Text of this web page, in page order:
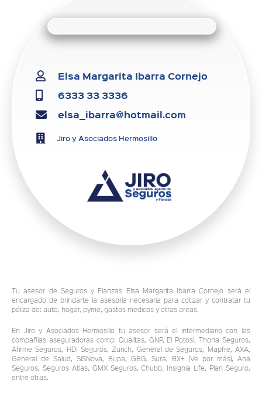
Elsa Margarita Ibarra Cornejo
6333 33 3336
elsa_ibarra@hotmail.com
Jiro y Asociados Hermosillo
Tu asesor de Seguros y Fianzas Elsa Margarita Ibarra Cornejo será el
encargado de brindarte la asesoría necesaria para cotizar y contratar tu
póliza de: auto, hogar, pyme, gastos medicos y otras areas.
En Jiro y Asociados Hermosillo tu asesor será el intermediario con las
compañías aseguradoras como: Quálitas, GNP, El Potosí, Thona Seguros,
Afirme Seguros, HDI Seguros, Zurich, General de Seguros, Mapfre, AXA,
General de Salud, SiSNova, Bupa, GBG, Sura, BX+ (Ve por más), Ana
Seguros, Seguros Atlas, GMX Seguros, Chubb, Insignia Life, Plan Seguro,
entre otras.